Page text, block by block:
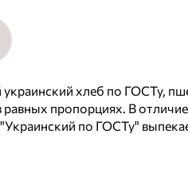
хлеб по ГОСТу,
пропорциях. В
по ГОСТу"